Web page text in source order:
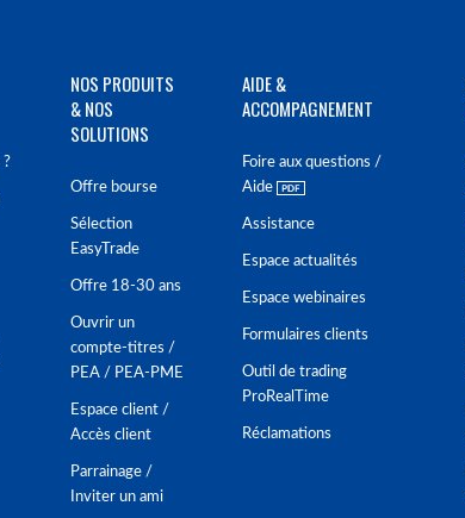
?
NOS PRODUITS
& NOS
SOLUTIONS
Offre bourse
Sélection
EasyTrade
Offre 18-30 ans
Ouvrir un
compte-titres /
PEA / PEA-PME
Espace client /
Accès client
Parrainage /
Inviter un ami
AIDE &
ACCOMPAGNEMENT
Foire aux questions /
Aide
Assistance
Espace actualités
Espace webinaires
Formulaires clients
Outil de trading
ProRealTime
Réclamations